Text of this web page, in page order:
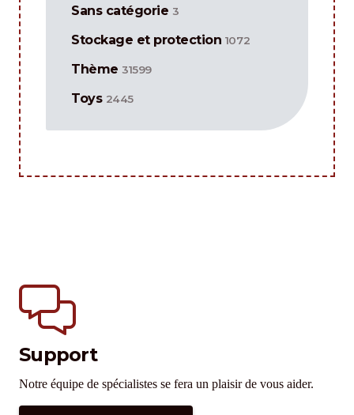
Sans catégorie 3
Stockage et protection 1072
Thème 31599
Toys 2445
Support
Notre équipe de spécialistes se fera un plaisir de vous aider.